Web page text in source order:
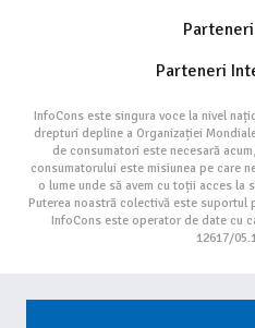
Parteneri
InfoCons este singura voce la nivel
drepturi depline a Organizației
de consumatori este necesară
consumatorului este misiunea pe care
o lume unde să avem cu toții acces
Puterea noastră colectivă este suportul
InfoCons este operator de date cu
12617/